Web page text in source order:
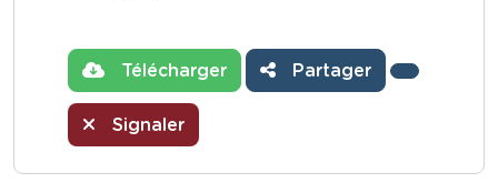
Télécharger Partager
Signaler